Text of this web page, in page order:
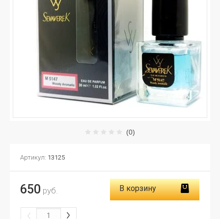
(0)
Артикул: 13125
650 руб. В корзину